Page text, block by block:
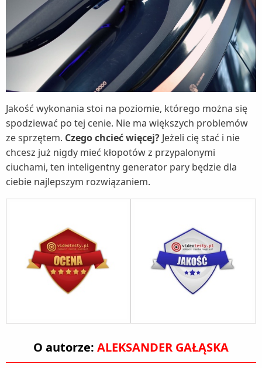
Jakość wykonania stoi na poziomie, którego można się
spodziewać po tej cenie. Nie ma większych problemów
ze sprzętem. Czego chcieć więcej? Jeżeli cię stać i nie
chcesz już nigdy mieć kłopotów z przypalonymi
ciuchami, ten inteligentny generator pary będzie dla
ciebie najlepszym rozwiązaniem.
O autorze: ALEKSANDER GAŁĄSKA